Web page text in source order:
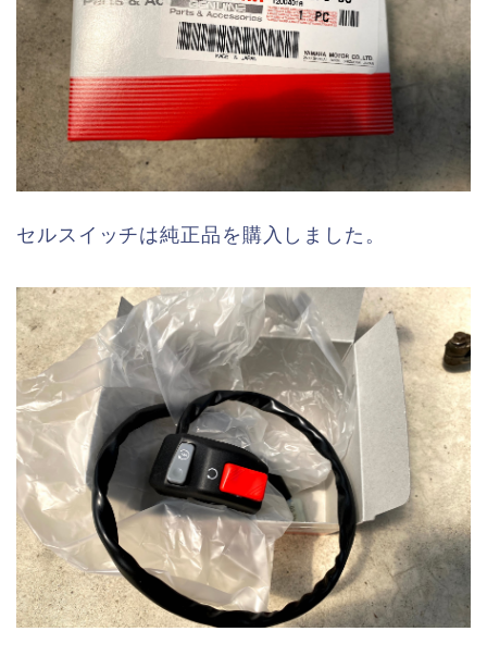
セルスイッチは純正品を購入しました。